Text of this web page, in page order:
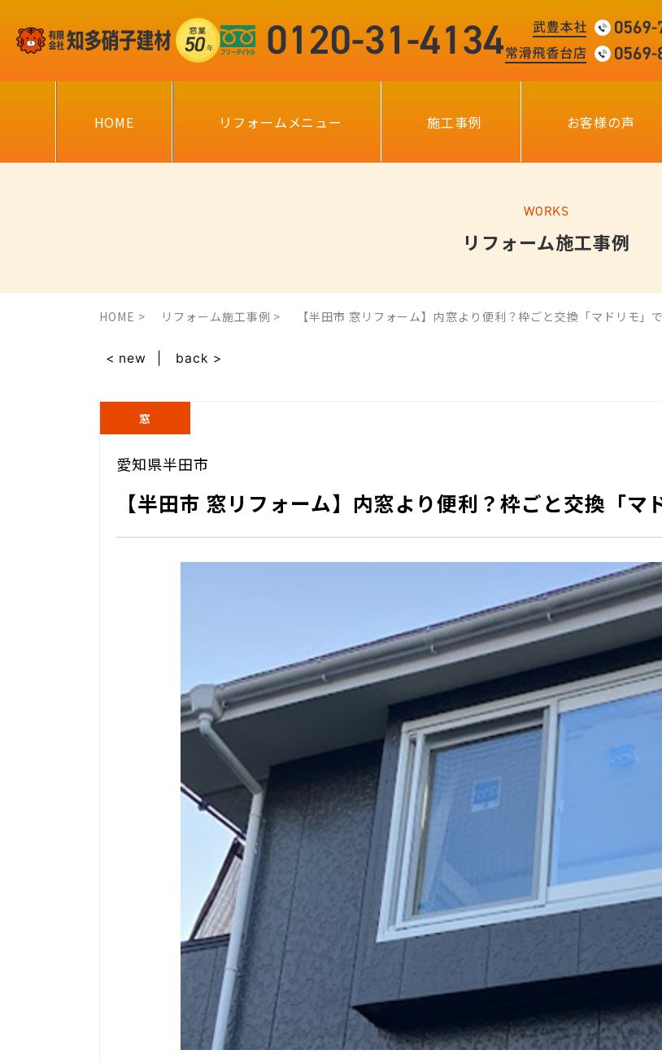
HOME リフォームメニュー 施工事例 お客様の声
リフォーム施工事例
WORKS
HOME リフォーム施工事例 【半田市 窓リフォーム】内窓より便利？枠ごと交換「マドリモ」
< new back >
窓
愛知県半田市
【半田市 窓リフォーム】内窓より便利？枠ごと交換「